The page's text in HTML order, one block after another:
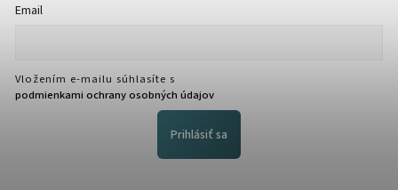
Email
Vložením e-mailu súhlasíte s
podmienkami ochrany osobných údajov
Prihlásiť sa